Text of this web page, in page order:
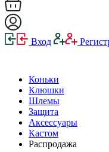
Вход
Коньки
Клюшки
Шлемы
Защита
Аксессуары
Кастом
Распродажа